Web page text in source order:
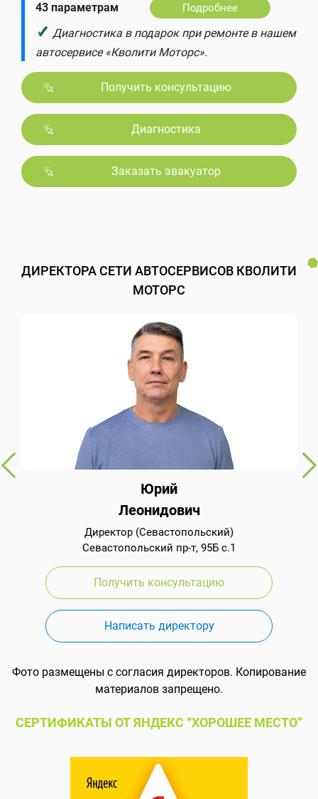
43 параметрам
Подробнее
✓ Диагностика в подарок при ремонте в нашем
автосервисе «Кволити Моторс».
Получить консультацию
Диагностика
Заказать эвакуатор
ДИРЕКТОРА СЕТИ АВТОСЕРВИСОВ КВОЛИТИ
МОТОРС
Юрий
Леонидович
Директор (Севастопольский)
Севастопольский пр-т, 95Б с.1
Получить консультацию
Написать директору
Фото размещены с согласия директоров. Копирование
материалов запрещено.
СЕРТИФИКАТЫ ОТ ЯНДЕКС “ХОРОШЕЕ МЕСТО”